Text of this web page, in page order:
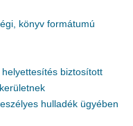
könyv formátumú
biztosított
hulladék ügyében